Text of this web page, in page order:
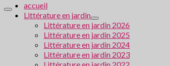
accueil
Littérature en jardin
Littérature en jardin 2026
Littérature en jardin 2025
Littérature en jardin 2024
Littérature en jardin 2023